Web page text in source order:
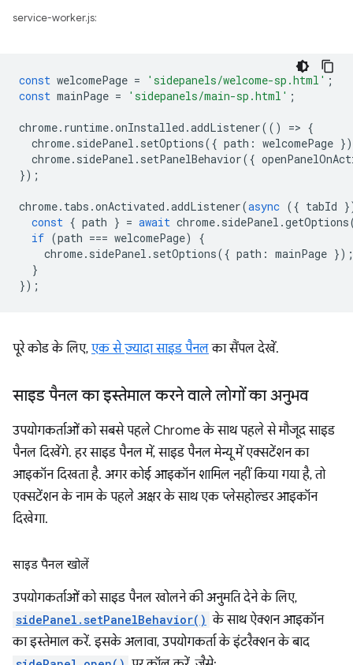
service-worker.js:
const welcomePage = 'sidepanels/welcome-sp.html' ;
const mainPage = 'sidepanels/main-sp.html' ;
chrome. runtime.onInstalled .addListener(() => {
chrome. sidePanel . setOptions({ path : welcomePage
chrome. sidePanel . setPanelBehavior({
});
chrome. tabs .onActivated .addListener(async ({ tabId
const { path } = await chrome. sidePanel .getOptions
if (path === welcomePage)
{
chrome. sidePanel . setOptions({ path : mainPage });
}
});
पूरे कोड के लिए, एक से ज़्यादा साइड पैनलका सैंपल देखें.
साइड पैनल का इस्तेमाल करने वाले लोगों का अनुभव
उपयोगकर्ताओं को सबसे पहले Chrome के साथ पहले से मौजूद साइड
पैनल दिखेंगे. हर साइड पैनल में, साइड पैनल मेन्यू में एक्सटेंशन का
आइकॉन दिखता है. अगर कोई आइकॉन शामिल नहीं किया गया है, तो
एक्सटेंशन के नाम के पहले अक्षर के साथ एक प्लेसहोल्डर आइकॉन
दिखेगा.
साइड पैनल खोलें
उपयोगकर्ताओं को साइड पैनल खोलने की अनुमति देने के लिए,
sidePanel.setPanelBehavior() के साथ ऐक्शन आइकॉन
का इस्तेमाल करें. इसके अलावा, उपयोगकर्ता के इंटरैक्शन के बाद